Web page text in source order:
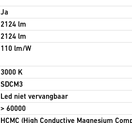
Ja
2124 lm
2124 lm
110 lm/W
3000 K
SDCM3
Led niet vervangbaar
> 60000
HCMC (High Conductive Magnesium